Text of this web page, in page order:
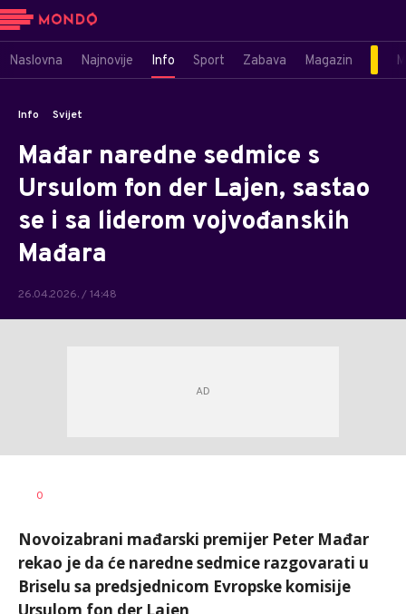
Naslovna Najnovije Info Sport Zabava Magazin
Info Svijet
Mađar naredne sedmice s
Ursulom fon der Lajen, sastao
se i sa liderom vojvođanskih
Mađara
26.04.2026. / 14:48
AUTOR
0
Novoizabrani mađarski premijer Peter Mađar
rekao je da će naredne sedmice razgovarati u
Briselu sa predsjednicom Evropske komisije